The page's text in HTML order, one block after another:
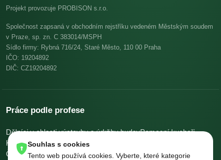
Projekt provozuje PROBISON s.r.o.
Společnost zapsaná v obchodním rejstříku vedeném Městským soudem
v Praze, sp. zn. C 383014/MSPH
Sídlo firmy: Rybná 716/24, Staré Město, 110 00 Praha
IČO: 19204892
DIČ: CZ19204892
Práce podle profese
Dělníci v oblasti výstavby a údržby budovPomocní kuchaři
KuchařiSkladníci, obsluha manipulačních vozíků
Číšníci a servírkyOstatní uklízeči a pomocníci
Souhlas s cookies
Tento web používá cookies. Vyberte, které kategorie